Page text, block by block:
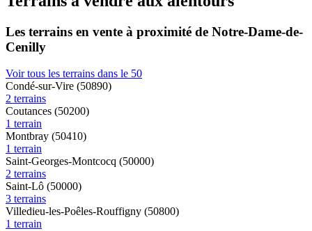
Les terrains en vente à proximité de Notre-Dame-de-
Cenilly
Voir tous les terrains dans le 50
Condé-sur-Vire (50890)
2 terrains
Coutances (50200)
1 terrain
Montbray (50410)
1 terrain
Saint-Georges-Montcocq (50000)
2 terrains
Saint-Lô (50000)
3 terrains
Villedieu-les-Poêles-Rouffigny (50800)
1 terrain